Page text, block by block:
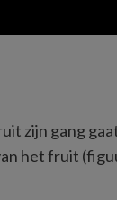
zijn gang
het fruit